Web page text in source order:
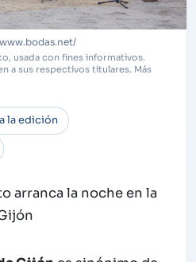
usada con fines informativos.
a sus respectivos titulares. Más
la edición
arranca la noche en la